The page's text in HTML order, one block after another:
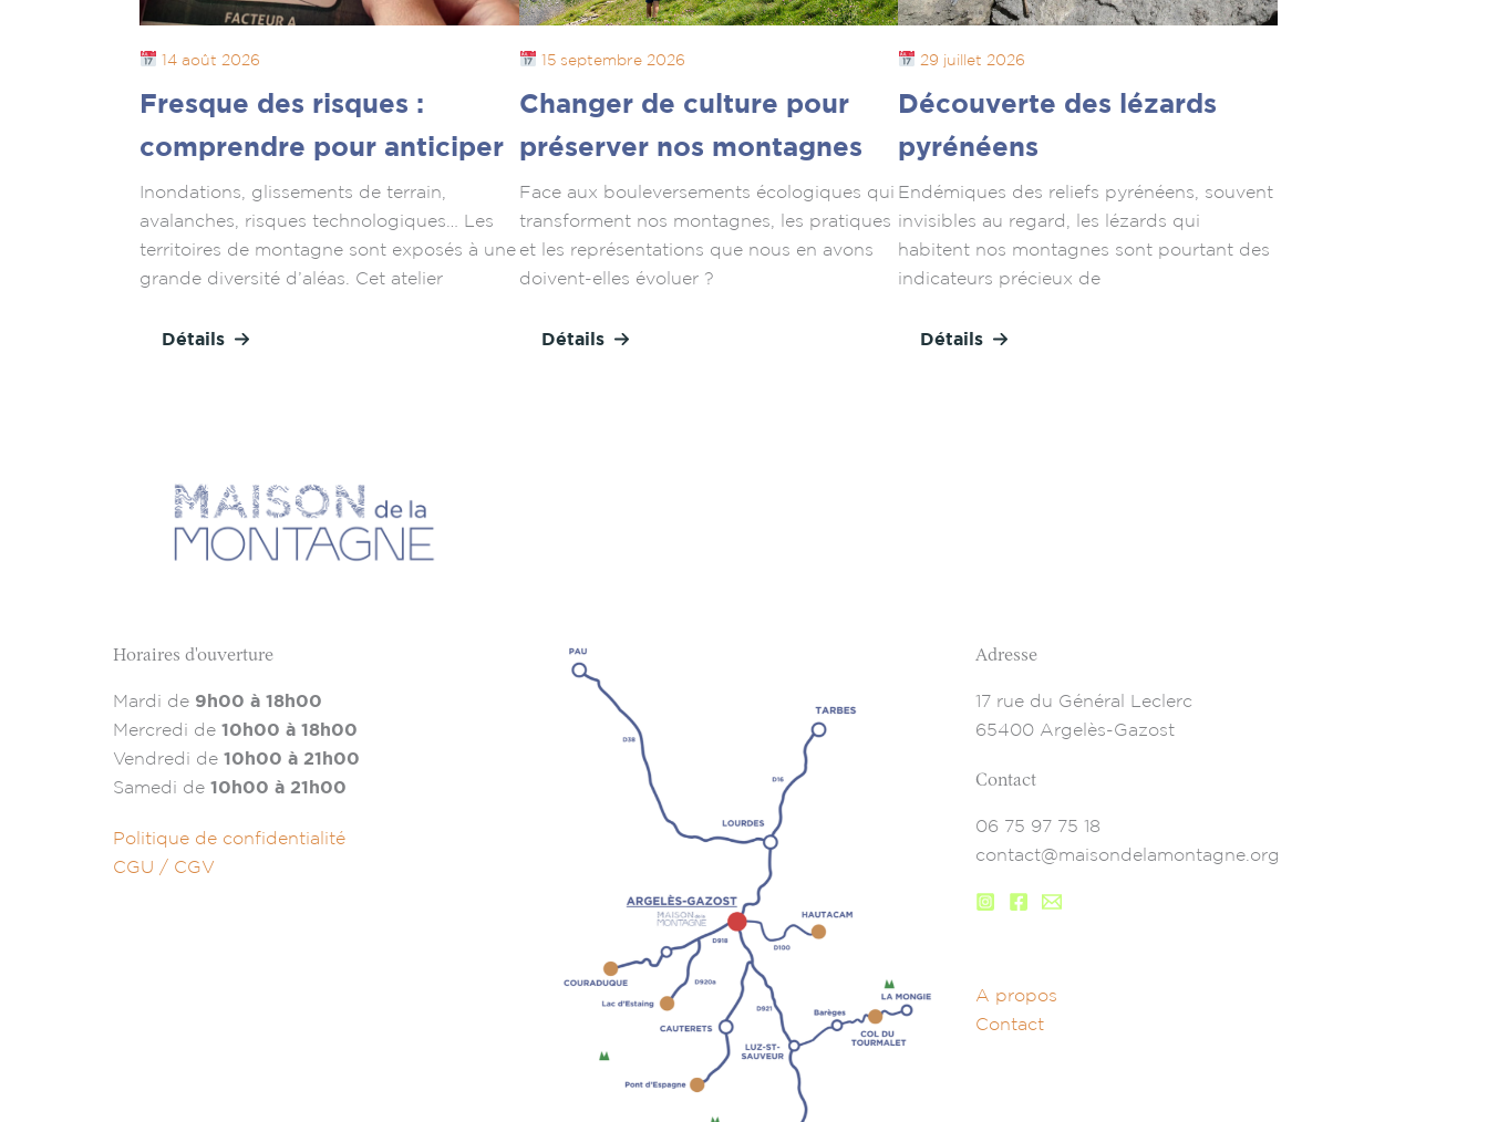
14 août 2026
Fresque des risques :
comprendre pour anticiper
Inondations, glissements de terrain,
avalanches, risques technologiques… Les
territoires de montagne sont exposés à une
grande diversité d’aléas. Cet atelier
Détails
15 septembre 2026
Changer de culture pour
préserver nos montagnes
Face aux bouleversements écologiques qui
transforment nos montagnes, les pratiques
et les représentations que nous en avons
doivent-elles évoluer ?
Détails
29 juillet 2026
Découverte des lézards
pyrénéens
Endémiques des reliefs pyrénéens, souvent
invisibles au regard, les lézards qui
habitent nos montagnes sont pourtant des
indicateurs précieux de
Détails
Horaires d'ouverture
Mardi de 9h00 à 18h00
Mercredi de 10h00 à 18h00
Vendredi de 10h00 à 21h00
Samedi de 10h00 à 21h00
Politique de confidentialité
CGU / CGV
Adresse
17 rue du Général Leclerc
65400 Argelès-Gazost
Contact
06 75 97 75 18
contact@maisondelamontagne.org
A propos
Contact